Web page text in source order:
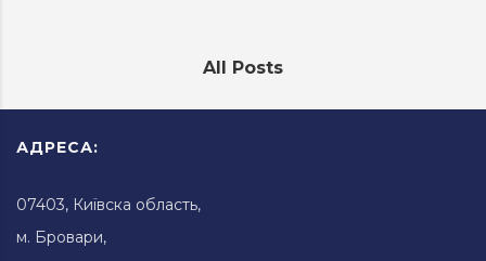
All Posts
АДРЕСА:
07403, Київска область,
м. Бровари,